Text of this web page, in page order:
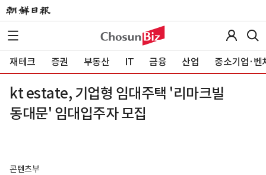
재테크 증권 부동산 IT 금융 산업 중소기업·벤
kt estate, 기업형 임대주택 '리마크빌
동대문' 임대입주자 모집
콘텐츠부